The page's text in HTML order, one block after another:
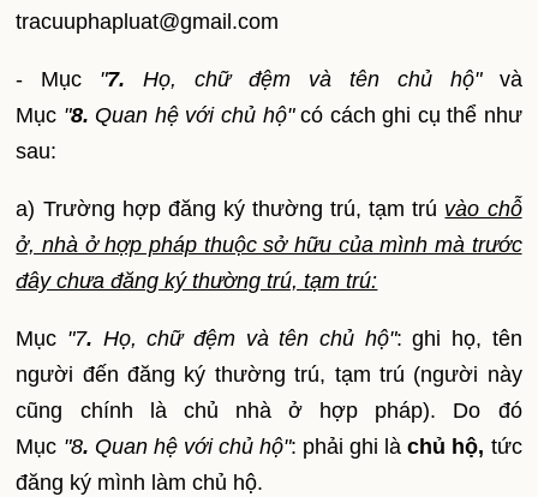
tracuuphapluat@gmail.com
- Mục "7. Họ, chữ đệm và tên chủ hộ" và
Mục "8. Quan hệ với chủ hộ"có cách ghi cụ thể như
sau:
a) Trường hợp đăng ký thường trú, tạm trú vào chỗ
ở, nhà ở hợp pháp thuộc sở hữu của mình mà trước
đây chưa đăng ký thường trú, tạm trú:
Mục "7. Họ, chữ đệm và tên chủ hộ": ghi họ, tên
người đến đăng ký thường trú, tạm trú (người này
cũng chính là chủ nhà ở hợp pháp). Do đó
Mục "8. Quan hệ với chủ hộ": phải ghi làchủ hộ, tức
đăng ký mình làm chủ hộ.